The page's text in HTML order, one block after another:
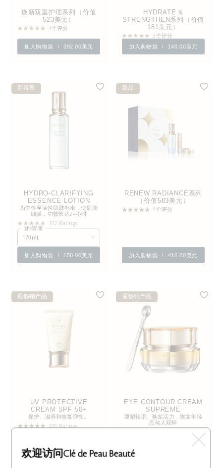
焕新双重护理系列（价值
523美元）
4个评分
加入购物袋 392.00美元
HYDRATE &
STRENGTHEN系列（价值
181美元）
3个评分
加入购物袋 140.00美元
新容量
HYDRO-CLARIFYING
ESSENCE LOTION
为中性至油性肌肤补水，使肌肤
细腻，功效长达24小时
102 Ratings
3种容量
170mL
加入购物袋 150.00美元
新品
RENEW RADIANCE系列
（价值583美元）
4个评分
加入购物袋 416.00美元
最畅销产品
UV PROTECTIVE
CREAM SPF 50+
保护、滋养和恢复弹性。
326 Ratings
最畅销产品
EYE CONTOUR CREAM
SUPREME
重塑轮廓、焕发活力，恢复年轻
态动人双眸
欢迎访问Clé de Peau Beauté